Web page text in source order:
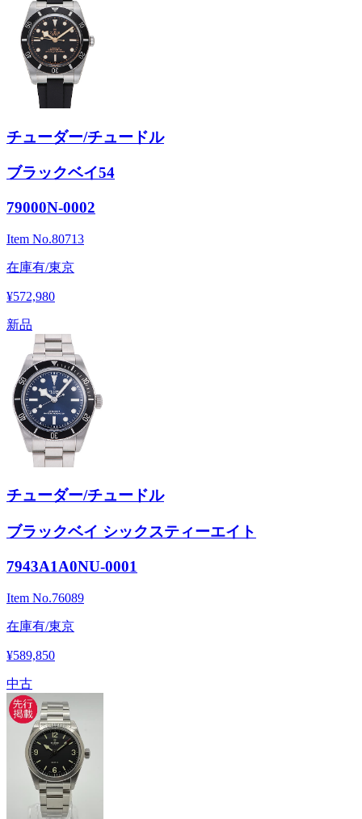
チューダー/チュードル
ブラックベイ54
79000N-0002
Item No.80713
在庫有/東京
¥572,980
新品
チューダー/チュードル
ブラックベイ シックスティーエイト
7943A1A0NU-0001
Item No.76089
在庫有/東京
¥589,850
中古